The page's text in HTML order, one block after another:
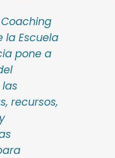
la Escuela
pone a
recursos,